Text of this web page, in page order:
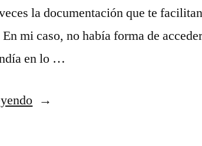
la documentación que te
mi caso, no había forma de
en lo …
«Recuperar